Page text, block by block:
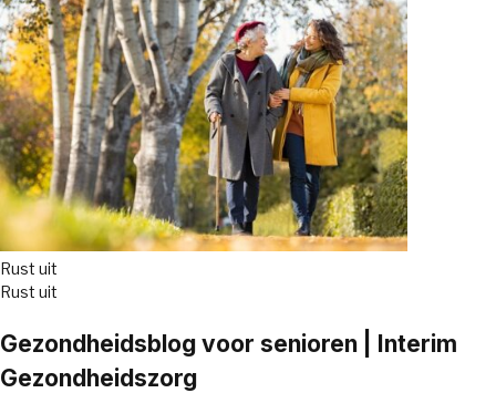
Rust uit
Rust uit
Gezondheidsblog voor senioren | Interim
Gezondheidszorg